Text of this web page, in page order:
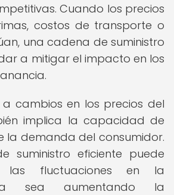
Cuando los precios
costos de transporte o
una cadena de suministro
a mitigar el impacto en los
cambios en los precios del
implica la capacidad de
la demanda del consumidor.
suministro eficiente puede
las fluctuaciones en la
sea aumentando la